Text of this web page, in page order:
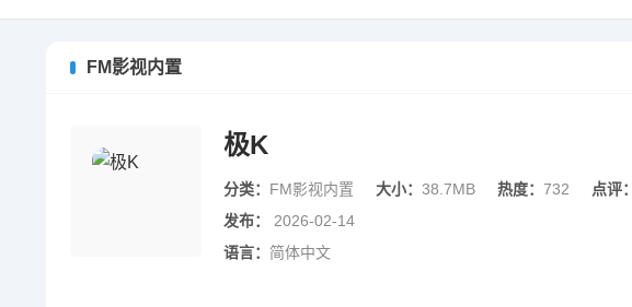
FM影视内置
极K
分类： FM影视内置 大小： 38.7MB 热度： 732 点评：
发布：
2026-02-14
语言： 简体中文